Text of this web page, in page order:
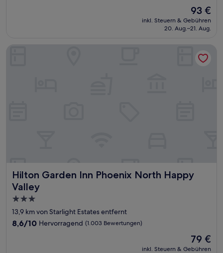
Der
Preis
beträgt
93 €
inkl. Steuern & Gebühren
20. Aug.–21. Aug.
Hilton Garden Inn Phoenix North Happy
Valley
Hilton Garden Inn Phoenix North Happy Valley
3.0-
Sterne-
Unterkunft
13,9 km von Starlight Estates entfernt
8.6
8,6/10 Hervorragend (1.003 Bewertungen)
Der
Preis
79 €
inkl. Steuern & Gebühren
Hilton Garden Inn Phoenix North Happy Valley